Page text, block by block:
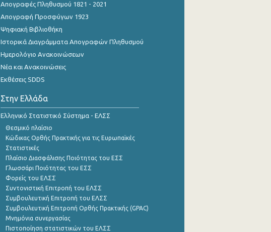
Απογραφές Πληθυσμού 1821 - 2021
Απογραφή Προσφύγων 1923
Ψηφιακή Βιβλιοθήκη
Ιστορικά Διαγράμματα Απογραφών Πληθυσμού
Ημερολόγιο Ανακοινώσεων
Νέα και Ανακοινώσεις
Εκθέσεις SDDS
Στην Ελλάδα
Ελληνικό Στατιστικό Σύστημα - ΕΛΣΣ
Θεσμικό πλαίσιο
Κώδικας Ορθής Πρακτικής για τις Ευρωπαϊκές
Στατιστικές
Πλαίσιο Διασφάλισης Ποιότητας του ΕΣΣ
Γλωσσάρι Ποιότητας του ΕΣΣ
Φορείς του ΕΛΣΣ
Συντονιστική Επιτροπή του ΕΛΣΣ
Συμβουλευτική Επιτροπή του ΕΛΣΣ
Συμβουλευτική Επιτροπή Ορθής Πρακτικής (GPAC)
Μνημόνια συνεργασίας
Πιστοποίηση στατιστικών του ΕΛΣΣ